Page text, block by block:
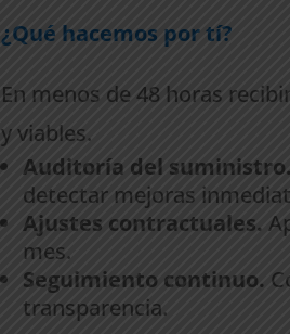
¿Qué hacemos por tí?
En menos de 48 horas
y viables.
Auditoría del suministro.
detectar mejoras
Ajustes contractuales.
mes.
Seguimiento continuo.
transparencia.